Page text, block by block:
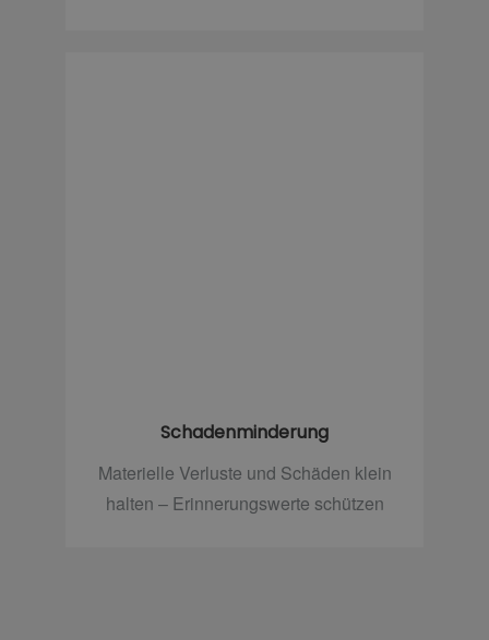
Schadenminderung
Materielle Verluste und Schäden klein
halten – Erinnerungswerte schützen